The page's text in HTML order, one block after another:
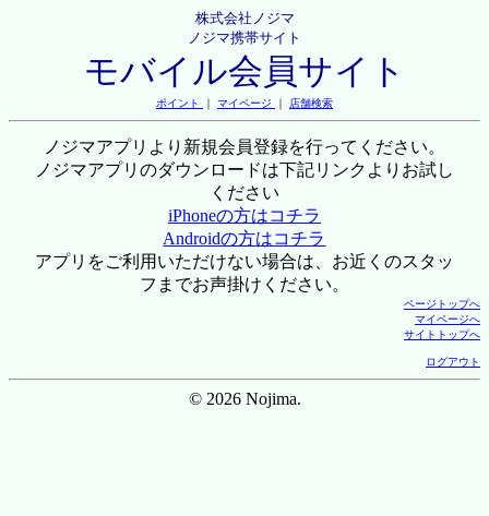
株式会社ノジマ
ノジマ携帯サイト
モバイル会員サイト
ポイント ｜ マイページ ｜ 店舗検索
ノジマアプリより新規会員登録を行ってください。
ノジマアプリのダウンロードは下記リンクよりお試し
ください
iPhoneの方はコチラ
Androidの方はコチラ
アプリをご利用いただけない場合は、お近くのスタッ
フまでお声掛けください。
ページトップへ
マイページへ
サイトトップへ
ログアウト
© 2026 Nojima.